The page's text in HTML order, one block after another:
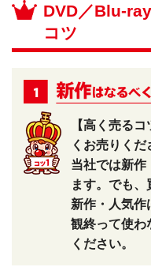
DVD／Blu-
コツ
【高く売る
くお売りくだ
当社では新作
ます。でも、
新作・人気作
観終って使わ
ください。